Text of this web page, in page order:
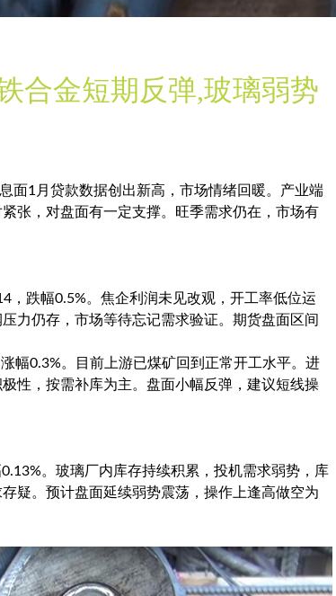
合金短期反弹,玻璃弱势
面1月贷款数据创出新高，市场情绪回暖。产业端
张，对盘面有一定支撑。旺季需求仍在，市场有
，跌幅0.5%。焦企利润未见改观，开工率低位运
力仍存，市场等待忘记需求验证。期货盘面区间
幅0.3%。目前上游已煤矿回到正常开工水平。进
性，按需补库为主。盘面小幅反弹，建议短线操
。玻璃厂内库存持续积累，投机需求弱势，库
疑。预计盘面延续弱势震荡，操作上逢高做空为